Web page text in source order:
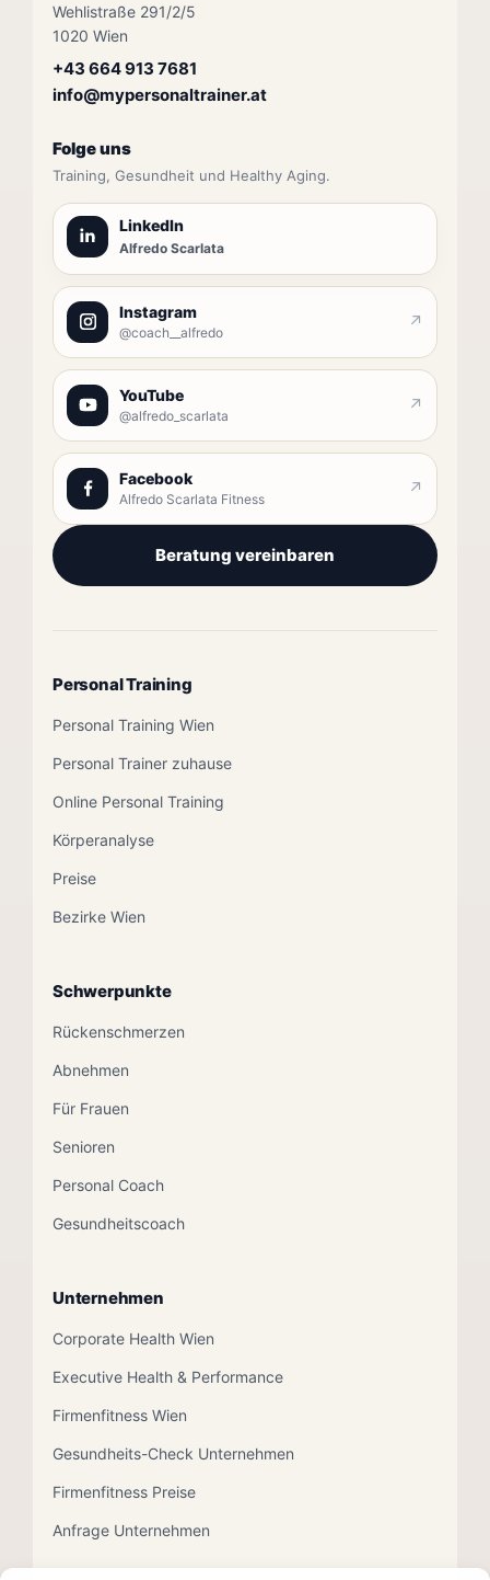
Wehlistraße 291/2/5
1020 Wien
+43 664 913 7681
info@mypersonaltrainer.at
Folge uns
Training, Gesundheit und Healthy Aging.
LinkedIn
Alfredo Scarlata
Instagram
@coach__alfredo ↗
YouTube
@alfredo_scarlata ↗
Facebook
Alfredo Scarlata Fitness ↗
Beratung vereinbaren
Personal Training
Personal Training Wien
Personal Trainer zuhause
Online Personal Training
Körperanalyse
Preise
Bezirke Wien
Schwerpunkte
Rückenschmerzen
Abnehmen
Für Frauen
Senioren
Personal Coach
Gesundheitscoach
Unternehmen
Corporate Health Wien
Executive Health & Performance
Firmenfitness Wien
Gesundheits-Check Unternehmen
Firmenfitness Preise
Anfrage Unternehmen